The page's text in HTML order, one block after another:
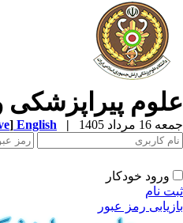
علوم
جمعه 16 مرداد 1405 |
English
]
ورود خودکار
ثبت نام
بازیابی رمز عبور